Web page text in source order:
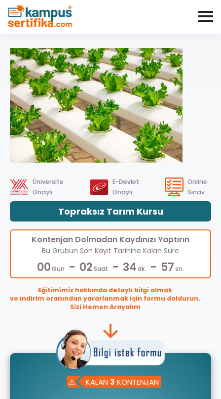
Üniversite
Onaylı
E-Devlet
Onaylı
Online
Sınav
Topraksız Tarım Kursu
Kontenjan Dolmadan Kaydınızı Yaptırın
Bu Grubun Son Kayıt Tarihine Kalan Süre
00Gün - 02Saat - 34dk. - 57sn.
Eğitimimiz hakkında detaylı bilgi almak
ve indirim oranından yararlanmak için formu doldurun.
Sizi Hemen Arayalım
⚠ KALAN 3 KONTENJAN